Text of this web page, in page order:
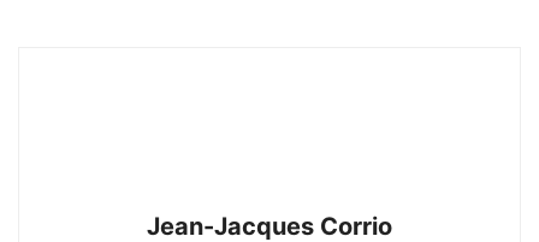
Jean-Jacques Corrio